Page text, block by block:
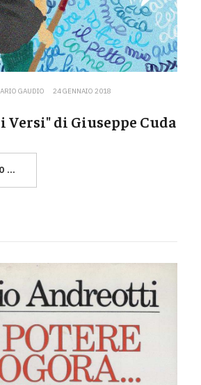
GAUDIO 24 GENNAIO 2018
di Giuseppe Cuda
…